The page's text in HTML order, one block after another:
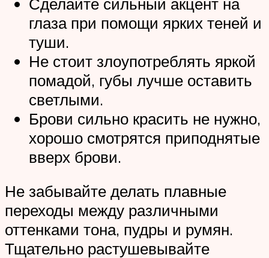
глаза при помощи ярких теней и
туши.
Не стоит злоупотреблять яркой
помадой, губы лучше оставить
светлыми.
Брови сильно красить не нужно,
хорошо смотрятся приподнятые
вверх брови.
Не забывайте делать плавные
переходы между различными
оттенками тона, пудры и румян.
Тщательно растушевывайте